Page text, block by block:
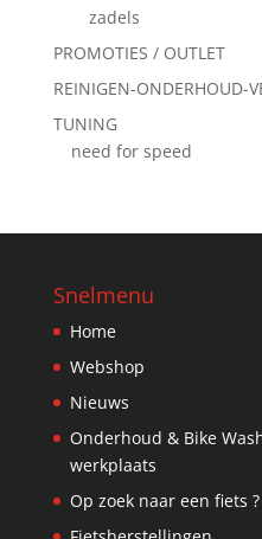
zadels
PROMOTIES / OUTLET
REINIGEN-ONDERHOUD-
TUNING
need for speed
Snelmenu
Home
Webshop
Nieuws
Onderhoud & Bike
werkplaats
Op zoek naar een fiets ?